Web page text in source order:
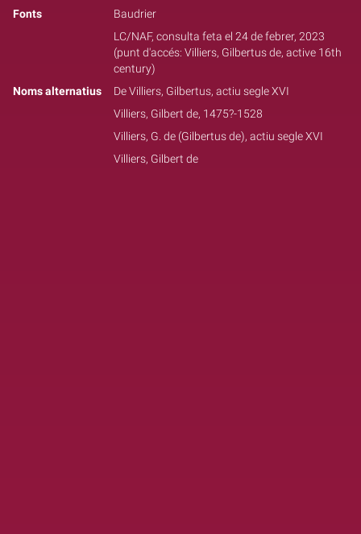
Fonts
Baudrier
LC/NAF, consulta feta el 24 de febrer, 2023
(punt d'accés: Villiers, Gilbertus de, active 16th
century)
Noms alternatius
De Villiers, Gilbertus, actiu segle XVI
Villiers, Gilbert de, 1475?-1528
Villiers, G. de (Gilbertus de), actiu segle XVI
Villiers, Gilbert de